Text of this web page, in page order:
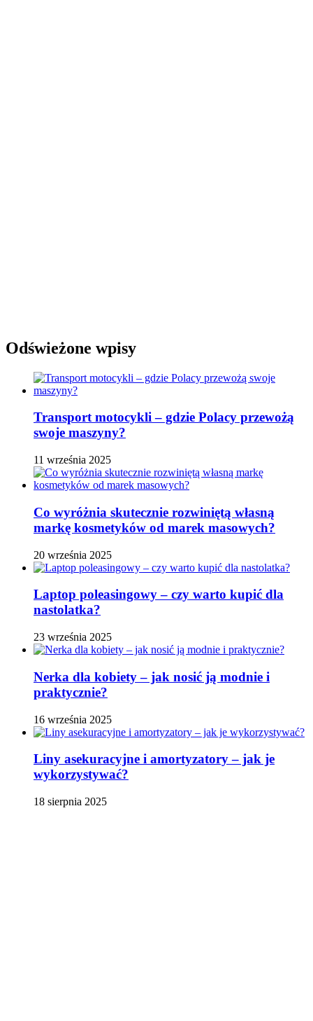
Odświeżone wpisy
Transport motocykli – gdzie Polacy przewożą
swoje maszyny?
11 września 2025
Co wyróżnia skutecznie rozwiniętą własną
markę kosmetyków od marek masowych?
20 września 2025
Laptop poleasingowy – czy warto kupić dla
nastolatka?
23 września 2025
Nerka dla kobiety – jak nosić ją modnie i
praktycznie?
16 września 2025
Liny asekuracyjne i amortyzatory – jak je
wykorzystywać?
18 sierpnia 2025